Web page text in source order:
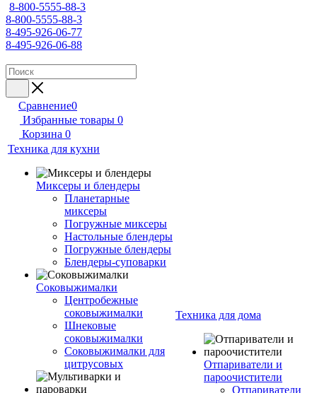
8-800-5555-88-3
8-800-5555-88-3
8-495-926-06-77
8-495-926-06-88
Сравнение0
Избранные товары 0
Корзина 0
Техника для кухни
Миксеры и блендеры
Планетарные
миксеры
Погружные миксеры
Настольные блендеры
Погружные блендеры
Блендеры-суповарки
Соковыжималки
Центробежные
соковыжималки
Шнековые
соковыжималки
Соковыжималки для
цитрусовых
Техника для дома
Отпариватели и
пароочистители
Отпариватели